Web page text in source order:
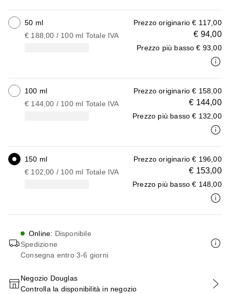
Prezzo originario € 117,00
€ 94,00
Prezzo più basso € 93,00
50 ml
€ 188,00 / 100 ml Totale IVA
Prezzo originario € 158,00
€ 144,00
Prezzo più basso € 132,00
100 ml
€ 144,00 / 100 ml Totale IVA
Prezzo originario € 196,00
€ 153,00
Prezzo più basso € 148,00
150 ml
€ 102,00 / 100 ml Totale IVA
Online: Disponibile
Spedizione
Consegna entro 3-6 giorni
AGGIUNGI AL CARRELLO
Negozio Douglas
Controlla la disponibilità in negozio